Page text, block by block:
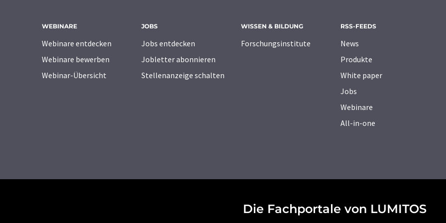
WEBINARE
Webinare entdecken
Webinare bewerben
Webinar-Übersicht
JOBS
Jobs entdecken
Jobletter abonnieren
Stellenanzeige schalten
WISSEN & BILDUNG
Forschungsinstitute
RSS-FEEDS
News
Produkte
White paper
Jobs
Webinare
All-in-one
Die Fachportale von LUMITOS